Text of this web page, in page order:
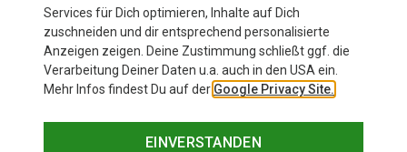
Services für Dich optimieren, Inhalte auf Dich
zuschneiden und dir entsprechend personalisierte
Anzeigen zeigen. Deine Zustimmung schließt ggf. die
Verarbeitung Deiner Daten u.a. auch in den USA ein.
Mehr Infos findest Du auf der Google Privacy Site.
EINVERSTANDEN